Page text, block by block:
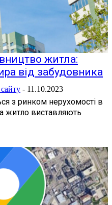
житла:
від забудовника
- 11.10.2023
з ринком нерухомості в
житло виставляють